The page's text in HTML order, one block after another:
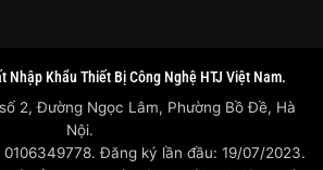
Nhập Khẩu Thiết Bị Công Nghệ HTJ Việt Nam.
2, Đường Ngọc Lâm, Phường Bồ Đề, Hà
Nội.
0106349778. Đăng ký lần đầu: 19/07/2023.